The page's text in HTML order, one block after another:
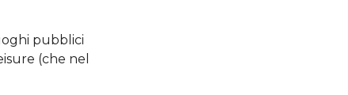
pubblici
(che nel